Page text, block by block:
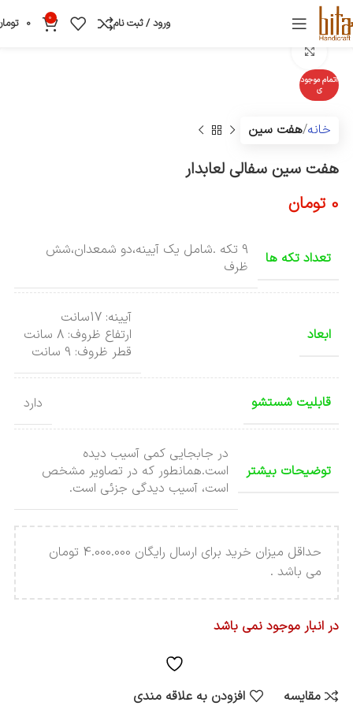
ورود / ثبت نام 0
0
اتمام موجود
ی
خانه هفت سین
هفت سین سفالی لعابدار
0 تومان
تعداد تکه ها
9 تکه .شامل یک آیینه،دو شمعدان،شش
ظرف
ابعاد
آیینه: 17سانت
ارتفاع ظروف: 8 سانت
قطر ظروف: 9 سانت
قابلیت شستشو دارد
توضیحات بیشتر
در جابجایی کمی آسیب دیده
است.همانطور که در تصاویر مشخص
است، آسیب دیدگی جزئی است.
حداقل میزان خرید برای ارسال رایگان 4.000.000 تومان
می باشد .
در انبار موجود نمی باشد
مقایسه افزودن به علاقه مندی